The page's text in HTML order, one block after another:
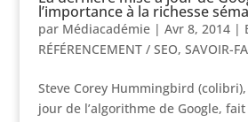
l’importance à la richesse
par Médiacadémie| Avr 8, 2014|
RÉFÉRENCEMENT / SEO, SAVOIR-
Steve Corey Hummingbird
jour de l’algorithme de Google,